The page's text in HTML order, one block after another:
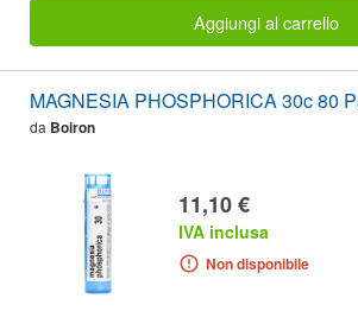
Aggiungi al carrello
MAGNESIA PHOSPHORICA 30c 80
da Boiron
11,10 €
IVA inclusa
Non disponibile